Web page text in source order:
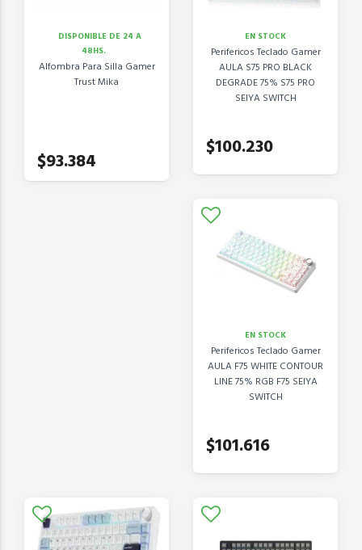
DISPONIBLE DE 24 A
48HS.
Alfombra Para Silla Gamer
Trust Mika
$93.384
EN STOCK
Perifericos Teclado Gamer
AULA S75 PRO BLACK
DEGRADE 75% S75 PRO
SEIYA SWITCH
$100.230
EN STOCK
Perifericos Teclado Gamer
AULA F75 WHITE CONTOUR
LINE 75% RGB F75 SEIYA
SWITCH
$101.616